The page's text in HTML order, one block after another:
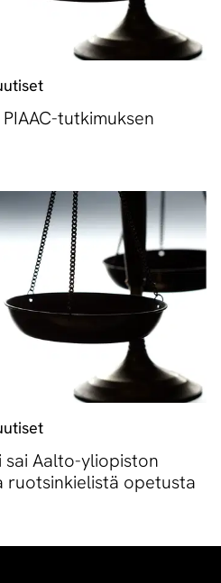
tutkimuksen
sai Aalto-yliopiston
ruotsinkielistä opetusta